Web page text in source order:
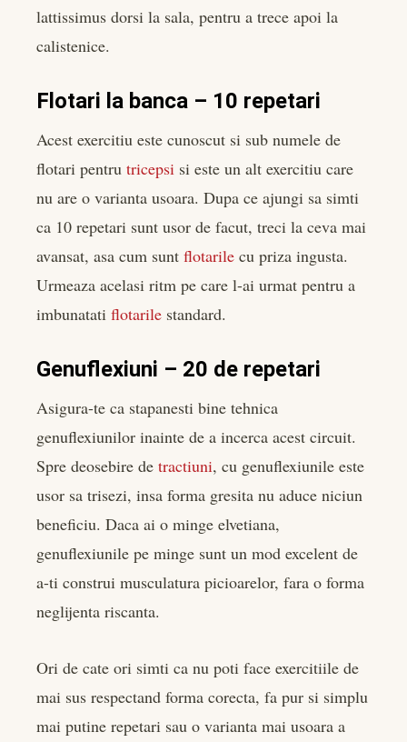
lattissimus dorsi la sala, pentru a trece apoi la
calistenice.
Flotari la banca – 10 repetari
Acest exercitiu este cunoscut si sub numele de
flotari pentru tricepsi si este un alt exercitiu care
nu are o varianta usoara. Dupa ce ajungi sa simti
ca 10 repetari sunt usor de facut, treci la ceva mai
avansat, asa cum sunt flotarile cu priza ingusta.
Urmeaza acelasi ritm pe care l-ai urmat pentru a
imbunatati flotarile standard.
Genuflexiuni – 20 de repetari
Asigura-te ca stapanesti bine tehnica
genuflexiunilor inainte de a incerca acest circuit.
Spre deosebire de tractiuni, cu genuflexiunile este
usor sa trisezi, insa forma gresita nu aduce niciun
beneficiu. Daca ai o minge elvetiana,
genuflexiunile pe minge sunt un mod excelent de
a-ti construi musculatura picioarelor, fara o forma
neglijenta riscanta.
Ori de cate ori simti ca nu poti face exercitiile de
mai sus respectand forma corecta, fa pur si simplu
mai putine repetari sau o varianta mai usoara a